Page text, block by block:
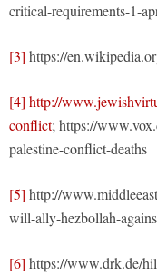
critical-requirements-1-
[3] https://
[4] http://
conflict; https://
palestine-conflict-deaths
[5] http://
will-ally-hezbollah-
[6] https://www.drk.de/